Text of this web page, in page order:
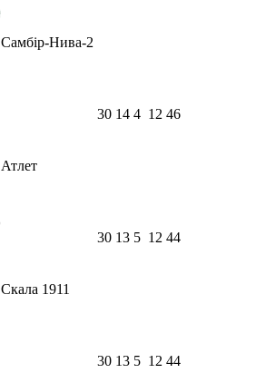
Самбір-Нива-2
Атлет
30 14 4 12 46
Скала 1911
30 13 5 12 44
30 13 5 12 44